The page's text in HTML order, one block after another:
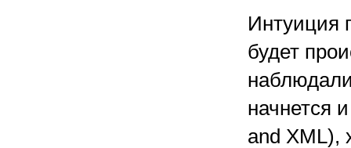
Интуиция
будет
начнется
and XML),